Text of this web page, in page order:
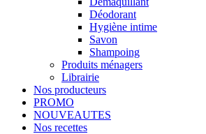
Déodorant
Hygiène intime
Savon
Shampoing
Produits ménagers
Librairie
Nos producteurs
PROMO
NOUVEAUTES
Nos recettes